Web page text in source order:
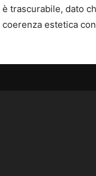
trascurabile, dato
estetica